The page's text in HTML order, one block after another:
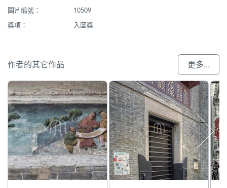
圖片編號：
10509
獎項：
入圍獎
作者的其它作品 更多...